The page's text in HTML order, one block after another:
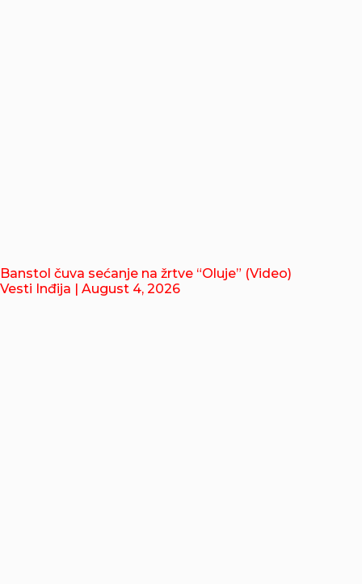
Banstol čuva sećanje na žrtve “Oluje” (Video)
Vesti Inđija | August 4, 2026